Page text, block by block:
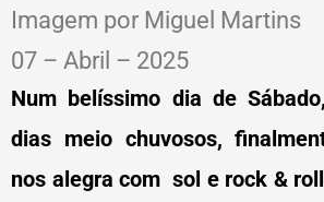
Imagem por Miguel Martins
07 – Abril – 2025
Num belíssimo dia de
dias meio chuvosos,
nos alegra com sol e rock &